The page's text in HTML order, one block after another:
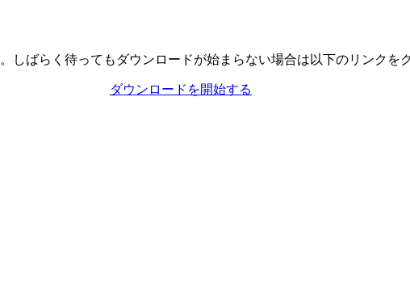
しばらく待ってもダウンロードが始まらない場合は以下のリンクを
ダウンロードを開始する